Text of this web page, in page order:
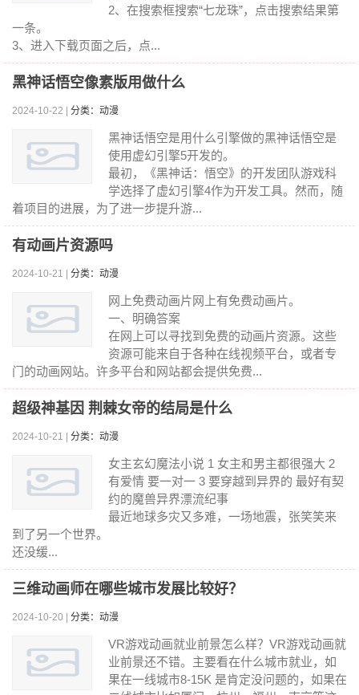
2、在搜索框搜索“七龙珠”，点击搜索结果第
一条。
3、进入下载页面之后，点...
黑神话悟空像素版用做什么
2024-10-22 | 分类：动漫
黑神话悟空是用什么引擎做的黑神话悟空是
使用虚幻引擎5开发的。
最初，《黑神话：悟空》的开发团队游戏科
学选择了虚幻引擎4作为开发工具。然而，随
着项目的进展，为了进一步提升游...
有动画片资源吗
2024-10-21 | 分类：动漫
网上免费动画片网上有免费动画片。
一、明确答案
在网上可以寻找到免费的动画片资源。这些
资源可能来自于各种在线视频平台，或者专
门的动画网站。许多平台和网站都会提供免费...
超级神基因 荆棘女帝的结局是什么
2024-10-21 | 分类：动漫
女主玄幻魔法小说 1 女主和男主都很强大 2
有爱情 要一对一 3 要穿越到异界的 最好有契
约的魔兽异界漂流纪事
最近地球多灾又多难，一场地震，张笑笑来
到了另一个世界。
还没缓...
三维动画师在哪些城市发展比较好？
2024-10-20 | 分类：动漫
VR游戏动画就业前景怎么样？VR游戏动画就
业前景还不错。主要看在什么城市就业，如
果在一线城市8-15K 是肯定没问题的，如果在